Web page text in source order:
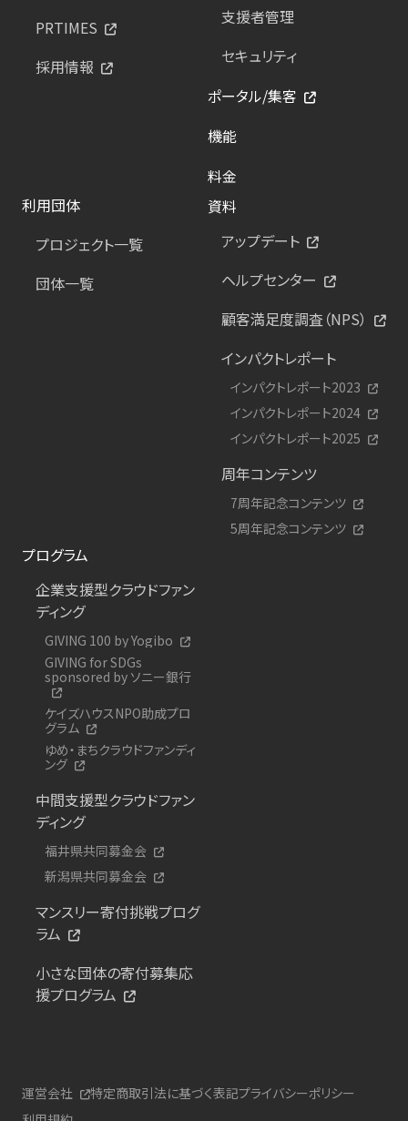
PRTIMES
採用情報
支援者管理
セキュリティ
ポータル/集客
機能
料金
利用団体
プロジェクト一覧
団体一覧
資料
アップデート
ヘルプセンター
顧客満足度調査（NPS）
インパクトレポート
インパクトレポート2023
インパクトレポート2024
インパクトレポート2025
周年コンテンツ
7周年記念コンテンツ
5周年記念コンテンツ
プログラム
企業支援型クラウドファン
ディング
GIVING 100 by Yogibo
GIVING for SDGs
sponsored by ソニー銀行
ケイズハウスNPO助成プロ
グラム
ゆめ・まちクラウドファンディ
ング
中間支援型クラウドファン
ディング
福井県共同募金会
新潟県共同募金会
マンスリー寄付挑戦プログ
ラム
小さな団体の寄付募集応
援プログラム
運営会社 特定商取引法に基づく表記プライバシーポリシー